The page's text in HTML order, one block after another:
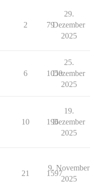
2 79
29.
Dezember
2025
6 1050
25.
Dezember
2025
10 196
19.
Dezember
2025
21 1597
9. November
2025